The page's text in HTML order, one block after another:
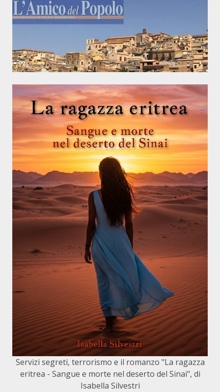
Servizi segreti, terrorismo e il romanzo "La ragazza
eritrea - Sangue e morte nel deserto del Sinai", di
Isabella Silvestri